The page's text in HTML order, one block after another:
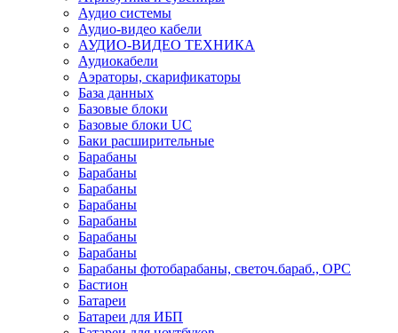
Аудио системы
Аудио-видео кабели
АУДИО-ВИДЕО ТЕХНИКА
Аудиокабели
Аэраторы, скарификаторы
База данных
Базовые блоки
Базовые блоки UC
Баки расширительные
Барабаны
Барабаны
Барабаны
Барабаны
Барабаны
Барабаны
Барабаны
Барабаны фотобарабаны, светоч.бараб., OPC
Бастион
Батареи
Батареи для ИБП